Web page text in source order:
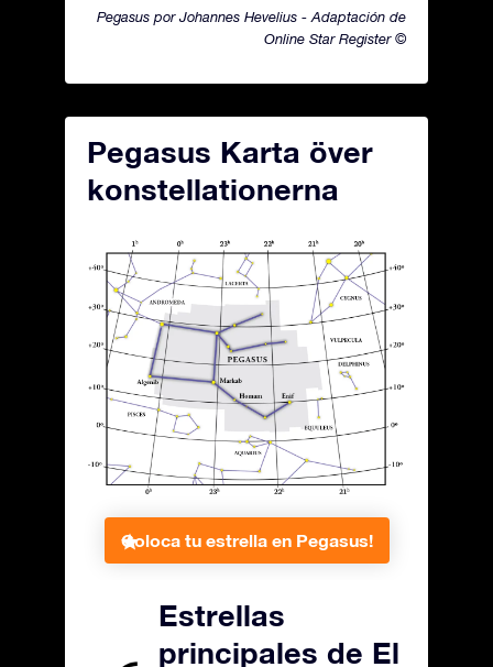
Pegasus por Johannes Hevelius - Adaptación de
Online Star Register ©
Pegasus Karta över
konstellationerna
Coloca tu estrella en Pegasus!
Estrellas
principales de El